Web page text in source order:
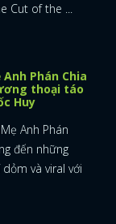
Cut of the ...
Anh Phán Chia
thoại táo
Huy
Anh Phán
đến những
và viral với